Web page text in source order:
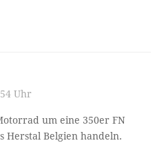
Uhr
um eine 350er FN
Herstal Belgien handeln.